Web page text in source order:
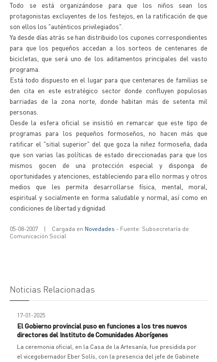
Todo se está organizándose para que los niños sean los
protagonistas excluyentes de los festejos, en la ratificación de que
son ellos los "auténticos privilegiados".
Ya desde días atrás se han distribuido los cupones correspondientes
para que los pequeños accedan a los sorteos de centenares de
bicicletas, que será uno de los aditamentos principales del vasto
programa.
Está todo dispuesto en el lugar para que centenares de familias se
den cita en este estratégico sector donde confluyen populosas
barriadas de la zona norte, donde habitan más de setenta mil
personas.
Desde la esfera oficial se insistió en remarcar que este tipo de
programas para los pequeños formoseños, no hacen más que
ratificar el "sitial superior" del que goza la niñez formoseña, dada
que son varias las políticas de estado direccionadas para que los
mismos gocen de una protección especial y disponga de
oportunidades y atenciones, estableciendo para ello normas y otros
medios que les permita desarrollarse física, mental, moral,
espiritual y socialmente en forma saludable y normal, así como en
condiciones de libertad y dignidad.
05-08-2007 | Cargada en Novedades - Fuente: Subsecretaría de
Comunicación Social
Noticias Relacionadas
17-01-2025
El Gobierno provincial puso en funciones a los tres nuevos
directores del Instituto de Comunidades Aborígenes
La ceremonia oficial, en la Casa de la Artesanía, fue presidida por
el vicegobernador Eber Solís, con la presencia del jefe de Gabinete